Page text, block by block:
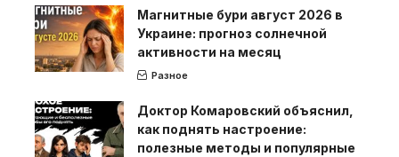
Магнитные бури август 2026 в
Украине: прогноз солнечной
активности на месяц
Разное
Доктор Комаровский объяснил,
как поднять настроение:
полезные методы и популярные